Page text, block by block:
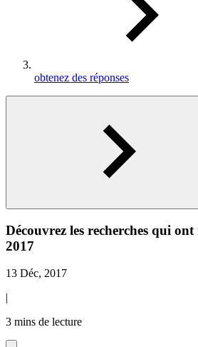
obtenez des réponses
Découvrez les recherches qui
2017
13 Déc, 2017
|
3 mins de lecture